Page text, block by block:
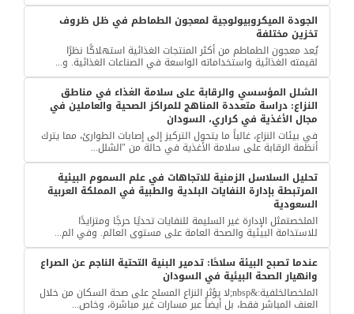
الجودة الميكروبيولوجية لمعجون الطماطم في ظل ظروف
تخزين مختلفة
يُعد معجون الطماطم من أكثر المنتجات الغذائية استهلاكًا نظرًا
لقيمته الغذائية واستخداماته الواسعة في الصناعات الغذائية. و...
الشلل المؤسسي والرقابة على سلامة الغذاء في مناطق
النزاع: دراسة متعددة المناهج للمراكز الصحية والعاملين في
مجال الأغذية في كراري، السودان
في بيئات النزاع، غالباً ما يتحول التركيز إلى إصابات الطوارئ، مما يترك
أنظمة الرقابة على سلامة الأغذية في حالة من "الشلل...
تحليل السلاسل الزمنية للاتجاهات في علم السموم البيئية
المرتبطة بإدارة النفايات البلدية والطبية في المملكة العربية
السعودية
الملخصتمثل الإدارة غير السليمة للنفايات تحديًا حرجًا ومتزايدًا
للاستدامة البيئية والصحة العامة على مستوى العالم. وفي الم...
عندما تصبح البيئة سلاحًا: تدمير البنية التحتية الناجم عن الصراع
وانهيار الصحة البيئية في السودان
الملخصالخلفية:&nbsp;لا يؤثر النزاع المسلح على صحة السكان من خلال
العنف المباشر فقط، بل أيضاً عبر مسارات غير مباشرة، وخاص...